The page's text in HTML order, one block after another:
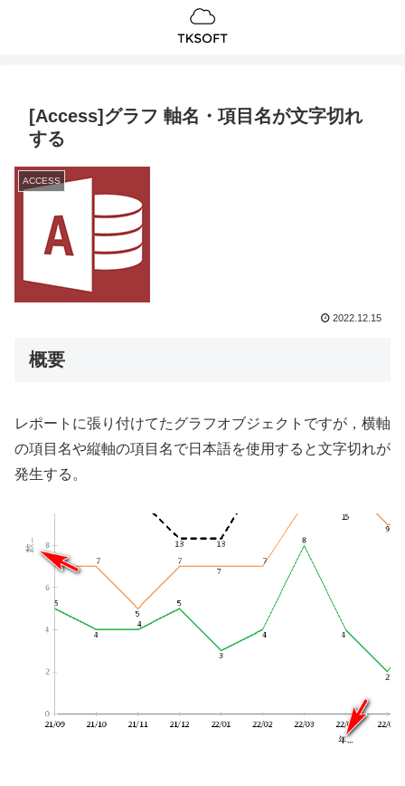
[Access]グラフ 軸名・項目名が文字切れ
する
ACCESS
2022.12.15
概要
レポートに張り付けてたグラフオブジェクトですが，横軸
の項目名や縦軸の項目名で日本語を使用すると文字切れが
発生する。